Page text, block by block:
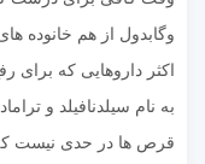
وگابدول از هم خانوده
اکثر داروهایی که برای
به نام سیلدنافیلد و
قرص ها در حدی نیست که